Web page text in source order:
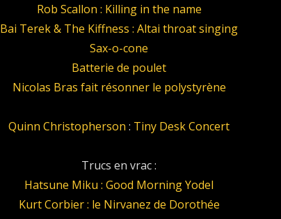
Rob Scallon : Killing in the name
Bai Terek & The Kiffness : Altai throat singing
Sax-o-cone
Batterie de poulet
Nicolas Bras fait résonner le polystyrène
Quinn Christopherson : Tiny Desk Concert
Trucs en vrac :
Hatsune Miku : Good Morning Yodel
Kurt Corbier : le Nirvanez de Dorothée